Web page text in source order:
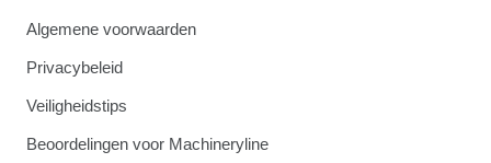
Algemene voorwaarden
Privacybeleid
Veiligheidstips
Beoordelingen voor Machineryline